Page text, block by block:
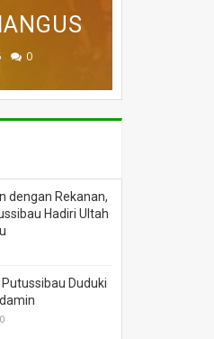
0 0
0
0 0
dengan Rekanan,
Hadiri Ultah
Duduki
0